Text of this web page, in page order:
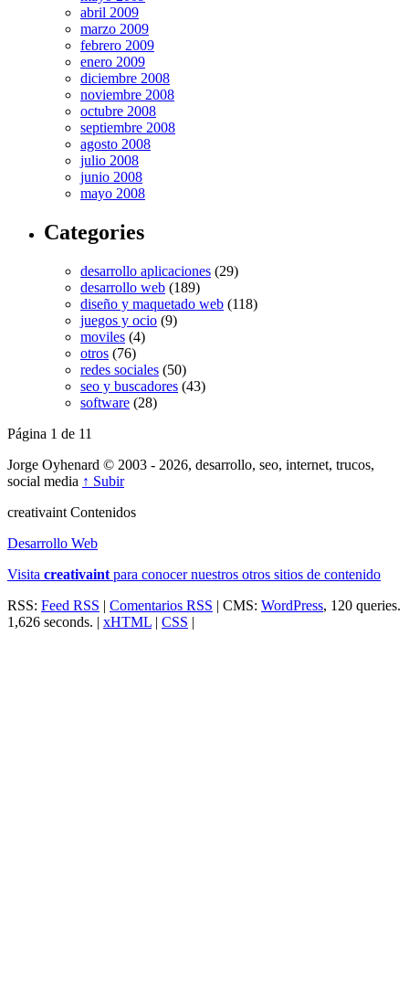
abril 2009
marzo 2009
febrero 2009
enero 2009
diciembre 2008
noviembre 2008
octubre 2008
septiembre 2008
agosto 2008
julio 2008
junio 2008
mayo 2008
Categories
desarrollo aplicaciones (29)
desarrollo web (189)
diseño y maquetado web (118)
juegos y ocio (9)
moviles (4)
otros (76)
redes sociales (50)
seo y buscadores (43)
software (28)
Página 1 de 11
Jorge Oyhenard © 2003 - 2026, desarrollo, seo, internet, trucos,
social media ↑ Subir
creativaint Contenidos
Desarrollo Web
Visita creativaint para conocer nuestros otros sitios de contenido
RSS: Feed RSS | Comentarios RSS | CMS: WordPress, 120 queries.
1,626 seconds. | xHTML | CSS |